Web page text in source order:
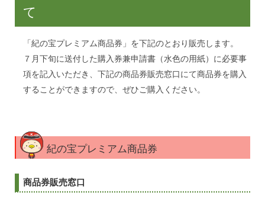
て
「紀の宝プレミアム商品券」を下記のとおり販売します。
７月下旬に送付した購入券兼申請書（水色の用紙）に必要事
項を記入いただき、下記の商品券販売窓口にて商品券を購入
することができますので、ぜひご購入ください。
紀の宝プレミアム商品券
商品券販売窓口